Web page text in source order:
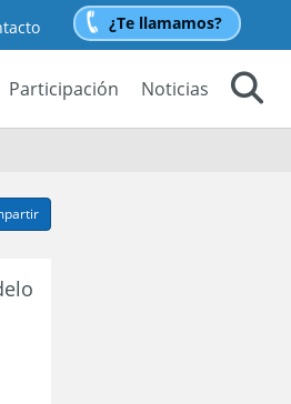
¿Te llamamos?
Participación
Noticias
compartir